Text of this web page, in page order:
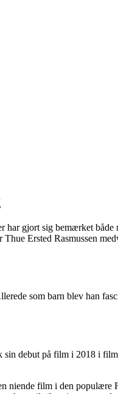
har gjort sig bemærket
Ersted Rasmussen
som barn blev han
debut på film i 2018 i
niende film i den